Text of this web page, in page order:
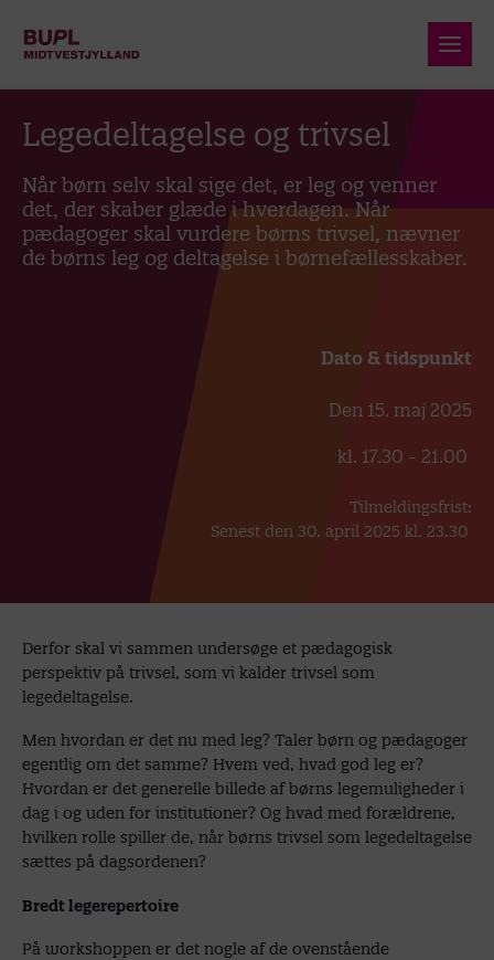
Legedeltagelse og trivsel
Når børn selv skal sige det, er leg og venner
det, der skaber glæde i hverdagen. Når
pædagoger skal vurdere børns trivsel, nævner
de børns leg og deltagelse i børnefællesskaber.
Dato & tidspunkt
Den 15. maj 2025
kl. 17.30 - 21.00
Tilmeldingsfrist:
Senest den 30. april 2025 kl. 23.30
Derfor skal vi sammen undersøge et pædagogisk
perspektiv på trivsel, som vi kalder trivsel som
legedeltagelse.
Men hvordan er det nu med leg? Taler børn og pædagoger
egentlig om det samme? Hvem ved, hvad god leg er?
Hvordan er det generelle billede af børns legemuligheder i
dag i og uden for institutioner? Og hvad med forældrene,
hvilken rolle spiller de, når børns trivsel som legedeltagelse
sættes på dagsordenen?
Bredt legerepertoire
På workshoppen er det nogle af de ovenstående